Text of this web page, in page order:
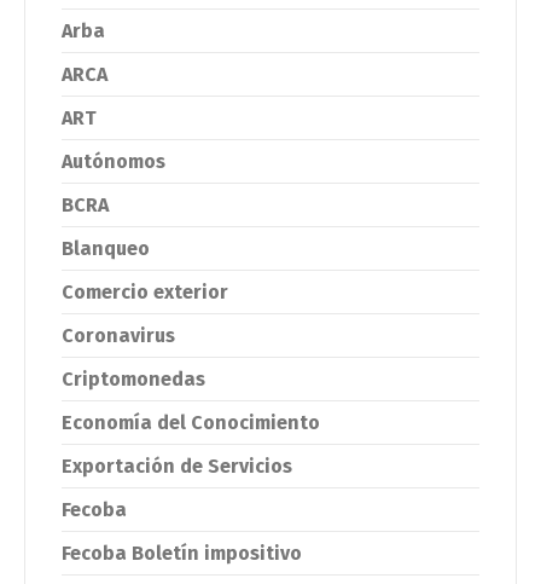
Arba
ARCA
ART
Autónomos
BCRA
Blanqueo
Comercio exterior
Coronavirus
Criptomonedas
Economía del Conocimiento
Exportación de Servicios
Fecoba
Fecoba Boletín impositivo